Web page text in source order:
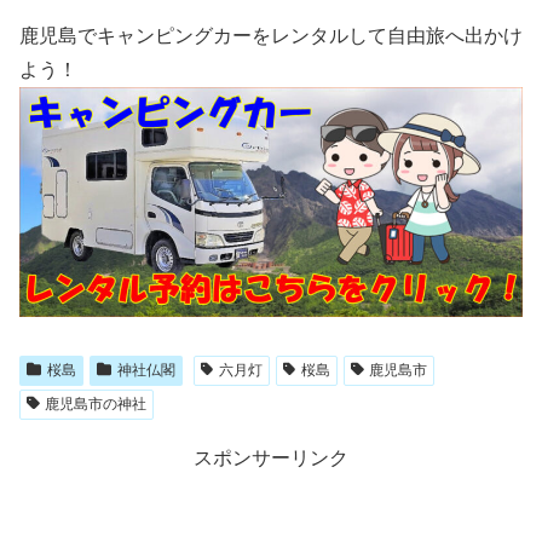
鹿児島でキャンピングカーをレンタルして自由旅へ出かけ
よう！
桜島 神社仏閣 六月灯 桜島
鹿児島市
鹿児島市の神社
スポンサーリンク